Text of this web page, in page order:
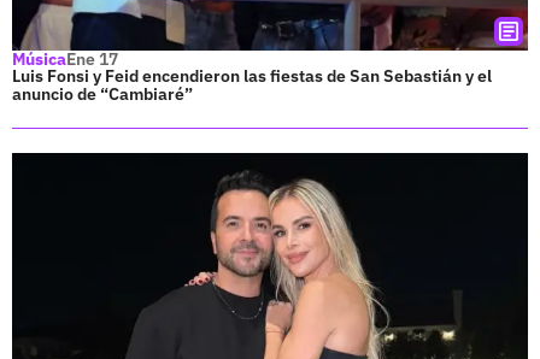
MúsicaEne 17
Luis Fonsi y Feid encendieron las fiestas de San Sebastián y el
anuncio de “Cambiaré”